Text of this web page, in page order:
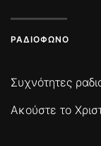
ΡΑΔΙΌΦΩΝΟ
Συχνότητες
Ακούστε το